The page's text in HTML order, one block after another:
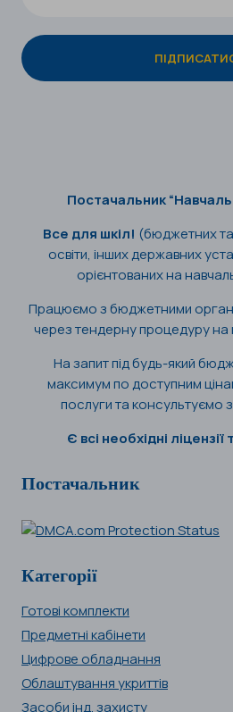
Постачальник
Все для шкіл! (бюджетних та
освіти, інших державних
орієнтованих на
Працюємо з бюджетними
через тендерну процедуру
На запит під будь-який
максимум по доступним
послуги та консультуємо з
Є всі необхідні
Постачальник
Категорії
Готові комплекти
Предметні кабінети
Цифрове обладнання
Облаштування укриттів
Засоби інд. захисту